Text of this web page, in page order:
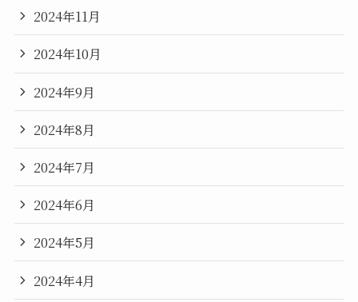
2024年11月
2024年10月
2024年9月
2024年8月
2024年7月
2024年6月
2024年5月
2024年4月